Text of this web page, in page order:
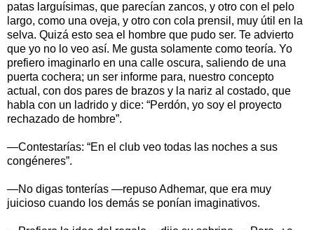
patas larguísimas, que parecían zancos, y otro con el pelo
largo, como una oveja, y otro con cola prensil, muy útil en la
selva. Quizá esto sea el hombre que pudo ser. Te advierto
que yo no lo veo así. Me gusta solamente como teoría. Yo
prefiero imaginarlo en una calle oscura, saliendo de una
puerta cochera; un ser informe para, nuestro concepto
actual, con dos pares de brazos y la nariz al costado, que
habla con un ladrido y dice: “Perdón, yo soy el proyecto
rechazado de hombre”.
—Contestarías: “En el club veo todas las noches a sus
congéneres”.
—No digas tonterías —repuso Adhemar, que era muy
juicioso cuando los demás se ponían imaginativos.